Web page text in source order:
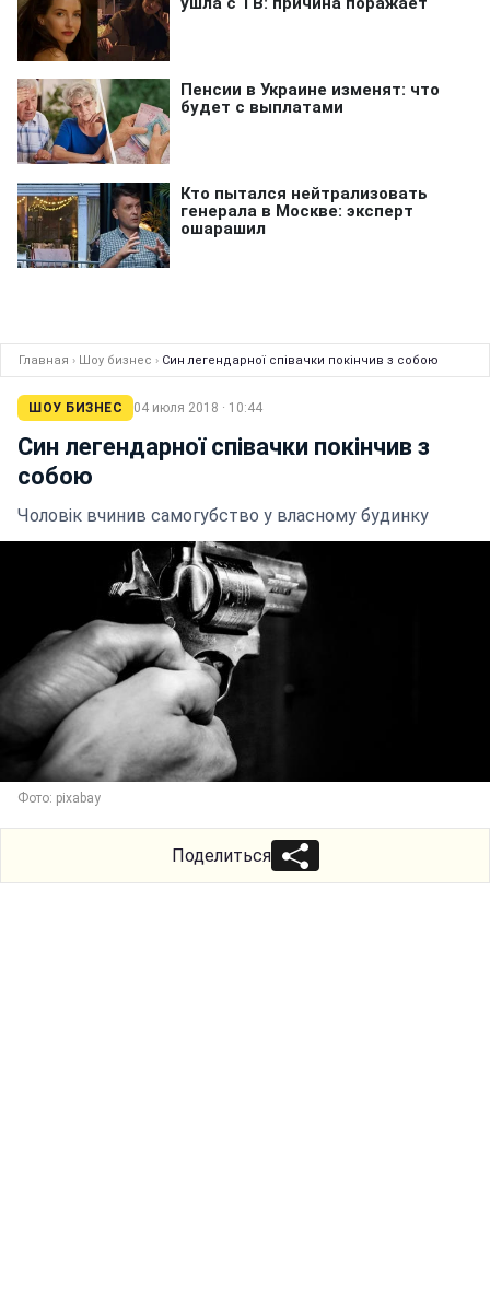
Главная › Шоу бизнес › Син легендарної співачки покінчив з собою
ШОУ БИЗНЕС 04 июля 2018 · 10:44
Син легендарної співачки покінчив з
собою
Чоловік вчинив самогубство у власному будинку
Фото: pixabay
Поделиться